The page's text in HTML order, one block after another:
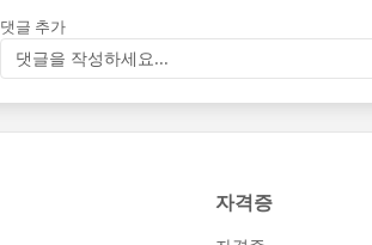
댓글 추가
댓글을 작성하세요...